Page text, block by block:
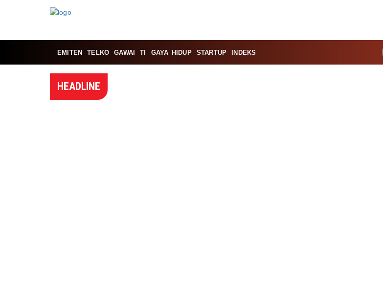
EMITEN TELKO GAWAI TI GAYA HIDUP STARTUP INDEKS
HEADLINE